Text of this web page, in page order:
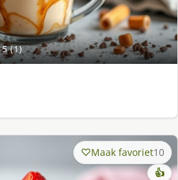
5 (1)
Maak favoriet10
👍